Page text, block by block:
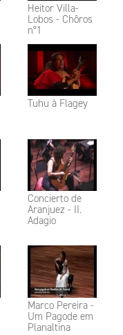
Heitor Villa-
Lobos - Chôros
n°1
Tuhu à Flagey
Concierto de
Aranjuez - II.
Adagio
Marco Pereira -
Um Pagode em
Planaltina